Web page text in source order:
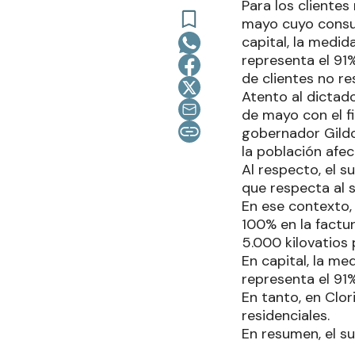
Para los
mayo cuyo
capital, la
representa el
de clientes no
Atento al
de mayo con el
gobernador
la población
Al respecto, el
que respecta al
En ese
100% en la
5.000 kilovatios
En capital, la
representa el
En tanto, en
residenciales.
En resumen, el